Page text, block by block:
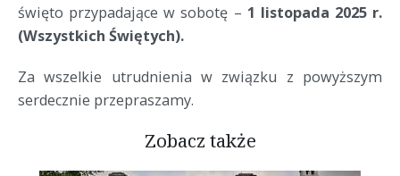
święto przypadające w sobotę – 1 listopada 2025 r.
(Wszystkich Świętych).
Za wszelkie utrudnienia w związku z powyższym
serdecznie przepraszamy.
Zobacz także